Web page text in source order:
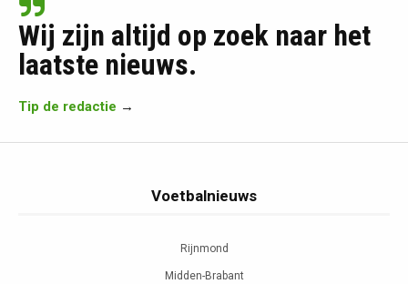
Wij zijn altijd op zoek naar het
laatste nieuws.
Tip de redactie →
Voetbalnieuws
Rijnmond
Midden-Brabant